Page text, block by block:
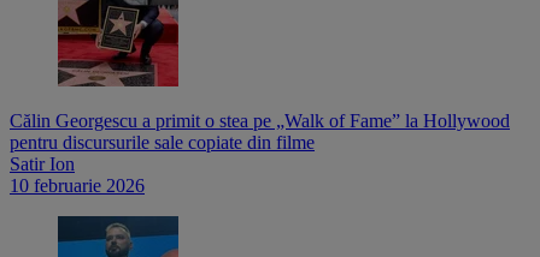
Călin Georgescu a primit o stea pe „Walk of Fame” la Hollywood
pentru discursurile sale copiate din filme
Satir Ion
10 februarie 2026